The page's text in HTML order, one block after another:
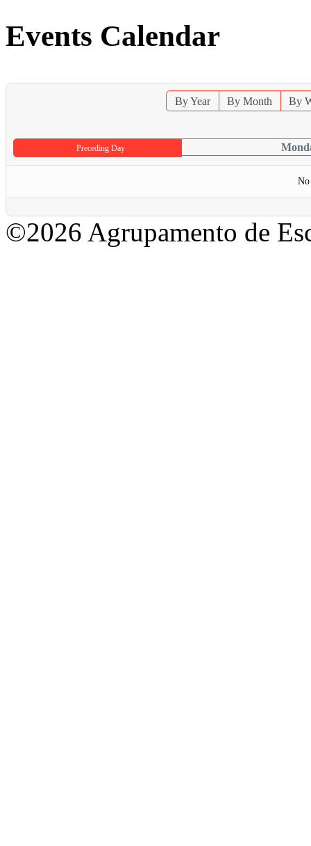
Events Calendar
By Year By Month By
Preceding Day
No
©2026 Agrupamento de